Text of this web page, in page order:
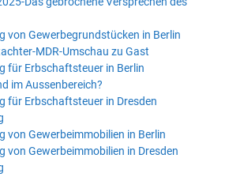
von Gewerbegrundstücken in Berlin
MDR-Umschau zu Gast
für Erbschaftsteuer in Berlin
im Aussenbereich?
für Erbschaftsteuer in Dresden
von Gewerbeimmobilien in Berlin
von Gewerbeimmobilien in Dresden